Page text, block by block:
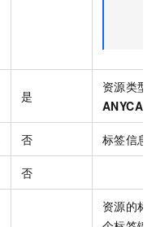
是
资源类型
否 标签信息
否
资源的标